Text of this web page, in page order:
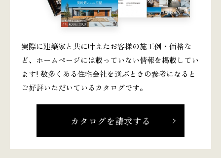
実際に建築家と共に叶えたお客様の施工例・価格な
ど、ホームページには載っていない情報を掲載してい
ます! 数多くある住宅会社を選ぶときの参考になると
ご好評いただいているカタログです。
カタログを請求する